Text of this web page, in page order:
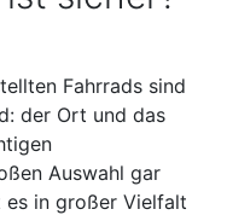
Fahrrads sind
der Ort und das
Auswahl gar
es in großer Vielfalt